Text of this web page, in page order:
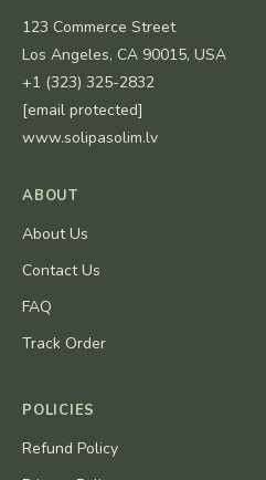
123 Commerce Street
Los Angeles, CA 90015, USA
+1 (323) 325-2832
[email protected]
www.solipasolim.lv
ABOUT
About Us
Contact Us
FAQ
Track Order
POLICIES
Refund Policy